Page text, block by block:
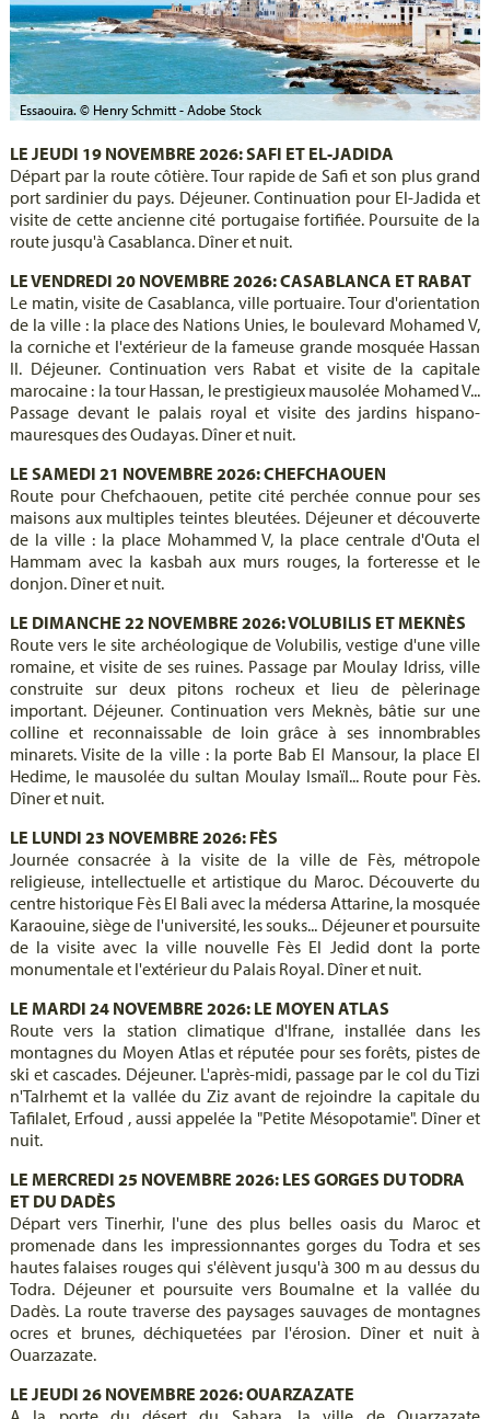
Essaouira. © Henry Schmitt - Adobe Stock
LE JEUDI 19 NOVEMBRE 2026: SAFI ET EL-JADIDA
Départ par la route côtière. Tour rapide de Safi et son plus grand
port sardinier du pays. Déjeuner. Continuation pour El-Jadida et
visite de cette ancienne cité portugaise fortifiée. Poursuite de la
route jusqu'à Casablanca. Dîner et nuit.
LE VENDREDI 20 NOVEMBRE 2026: CASABLANCA ET RABAT
Le matin, visite de Casablanca, ville portuaire. Tour d'orientation
de la ville : la place des Nations Unies, le boulevard Mohamed V,
la corniche et l'extérieur de la fameuse grande mosquée Hassan
II. Déjeuner. Continuation vers Rabat et visite de la capitale
marocaine : la tour Hassan, le prestigieux mausolée Mohamed V...
Passage devant le palais royal et visite des jardins hispano-
mauresques des Oudayas. Dîner et nuit.
LE SAMEDI 21 NOVEMBRE 2026: CHEFCHAOUEN
Route pour Chefchaouen, petite cité perchée connue pour ses
maisons aux multiples teintes bleutées. Déjeuner et découverte
de la ville : la place Mohammed V, la place centrale d'Outa el
Hammam avec la kasbah aux murs rouges, la forteresse et le
donjon. Dîner et nuit.
LE DIMANCHE 22 NOVEMBRE 2026: VOLUBILIS ET MEKNÈS
Route vers le site archéologique de Volubilis, vestige d'une ville
romaine, et visite de ses ruines. Passage par Moulay Idriss, ville
construite sur deux pitons rocheux et lieu de pèlerinage
important. Déjeuner. Continuation vers Meknès, bâtie sur une
colline et reconnaissable de loin grâce à ses innombrables
minarets. Visite de la ville : la porte Bab El Mansour, la place El
Hedime, le mausolée du sultan Moulay Ismaïl... Route pour Fès.
Dîner et nuit.
LE LUNDI 23 NOVEMBRE 2026: FÈS
Journée consacrée à la visite de la ville de Fès, métropole
religieuse, intellectuelle et artistique du Maroc. Découverte du
centre historique Fès El Bali avec la médersa Attarine, la mosquée
Karaouine, siège de l'université, les souks... Déjeuner et poursuite
de la visite avec la ville nouvelle Fès El Jedid dont la porte
monumentale et l'extérieur du Palais Royal. Dîner et nuit.
LE MARDI 24 NOVEMBRE 2026: LE MOYEN ATLAS
Route vers la station climatique d'Ifrane, installée dans les
montagnes du Moyen Atlas et réputée pour ses forêts, pistes de
ski et cascades. Déjeuner. L'après-midi, passage par le col du Tizi
n'Talrhemt et la vallée du Ziz avant de rejoindre la capitale du
Tafilalet, Erfoud , aussi appelée la "Petite Mésopotamie". Dîner et
nuit.
LE MERCREDI 25 NOVEMBRE 2026: LES GORGES DU TODRA
ET DU DADÈS
Départ vers Tinerhir, l'une des plus belles oasis du Maroc et
promenade dans les impressionnantes gorges du Todra et ses
hautes falaises rouges qui s'élèvent jusqu'à 300 m au dessus du
Todra. Déjeuner et poursuite vers Boumalne et la vallée du
Dadès. La route traverse des paysages sauvages de montagnes
ocres et brunes, déchiquetées par l'érosion. Dîner et nuit à
Ouarzazate.
LE JEUDI 26 NOVEMBRE 2026: OUARZAZATE